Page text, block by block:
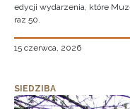
edycji wydarzenia, które
raz 50.
15 czerwca, 2026
SIEDZIBA